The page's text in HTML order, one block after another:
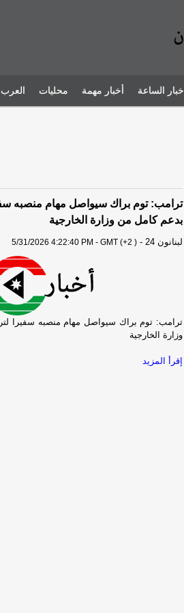
أخبار الساعة أخبار مهمة محليات العرب
ترامب: توم براك سيواصل مهام منصبه
بدعم كامل من وزارة الخارجية
لبنانون 24 -
5/31/2026 4:22:40 PM - GMT (+2 )
ترامب: توم براك سيواصل مهام منصبه سفيرا
وزارة الخارجية
إقرأ المزيد